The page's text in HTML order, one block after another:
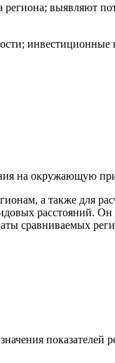
региона; выявляют
на окружающую
а также для
расстояний. Он
сравниваемых
показателей